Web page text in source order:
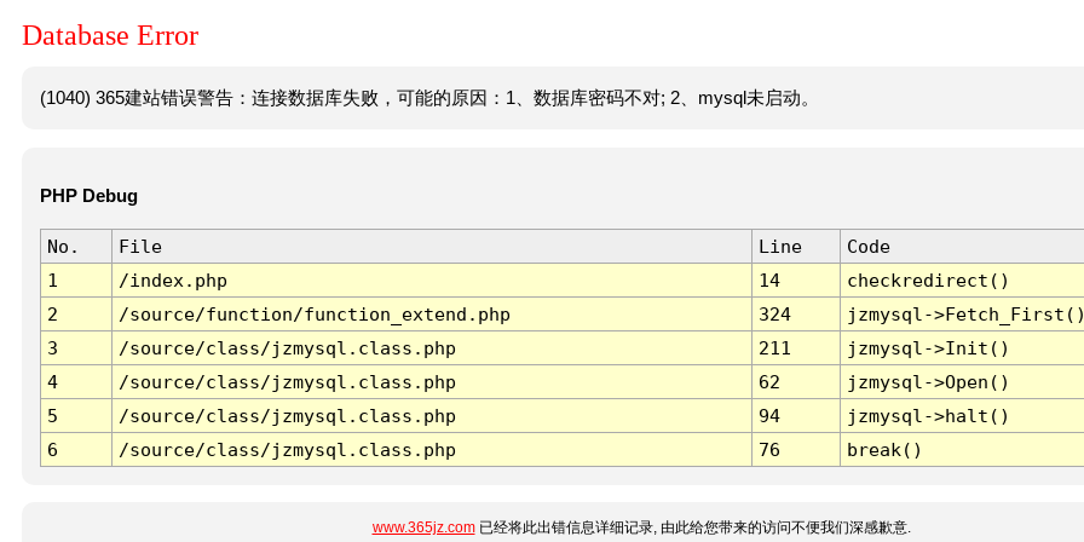
Database Error
(1040) 365建站错误警告：连接数据库失败，可能的原因：1、数据库密码不对; 2、mysql未启动。
PHP Debug
No. File Line
Code
1
/index.php 14
checkredirect()
2
/source/function/function_extend.php 324
jzmysql-
3
/source/class/jzmysql.class.php 211
jzmysql->Init()
4
/source/class/jzmysql.class.php 62
jzmysql->Open()
5
/source/class/jzmysql.class.php 94
jzmysql->halt()
6
/source/class/jzmysql.class.php 76 break()
www.365jz.com已经将此出错信息详细记录, 由此给您带来的访问不便我们深感歉意.